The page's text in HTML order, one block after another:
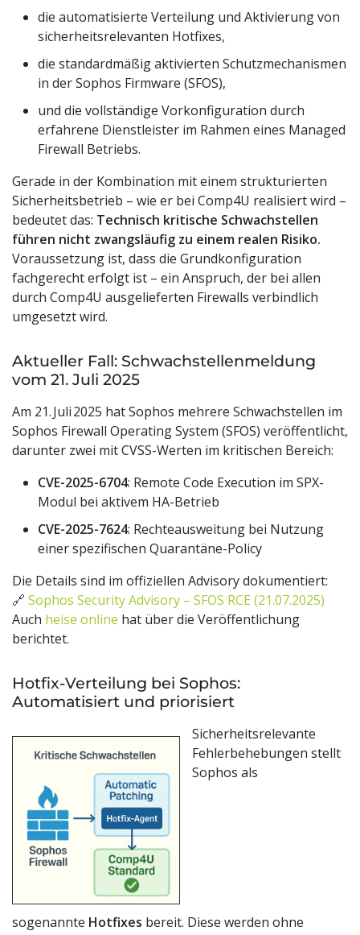
die automatisierte Verteilung und Aktivierung von
sicherheitsrelevanten Hotfixes,
die standardmäßig aktivierten Schutzmechanismen
in der Sophos Firmware (SFOS),
und die vollständige Vorkonfiguration durch
erfahrene Dienstleister im Rahmen eines Managed
Firewall Betriebs.
Gerade in der Kombination mit einem strukturierten
Sicherheitsbetrieb – wie er bei Comp4U realisiert wird –
bedeutet das: Technisch kritische Schwachstellen
führen nicht zwangsläufig zu einem realen Risiko.
Voraussetzung ist, dass die Grundkonfiguration
fachgerecht erfolgt ist – ein Anspruch, der bei allen
durch Comp4U ausgelieferten Firewalls verbindlich
umgesetzt wird.
Aktueller Fall: Schwachstellenmeldung
vom 21. Juli 2025
Am 21. Juli 2025 hat Sophos mehrere Schwachstellen im
Sophos Firewall Operating System (SFOS) veröffentlicht,
darunter zwei mit CVSS-Werten im kritischen Bereich:
CVE-2025-6704: Remote Code Execution im SPX-
Modul bei aktivem HA-Betrieb
CVE-2025-7624: Rechteausweitung bei Nutzung
einer spezifischen Quarantäne-Policy
Die Details sind im offiziellen Advisory dokumentiert:
🔗 Sophos Security Advisory – SFOS RCE (21.07.2025)
Auch heise online hat über die Veröffentlichung
berichtet.
Hotfix-Verteilung bei Sophos:
Automatisiert und priorisiert
Sicherheitsrelevante
Fehlerbehebungen stellt
Sophos als
sogenannte Hotfixes bereit. Diese werden ohne